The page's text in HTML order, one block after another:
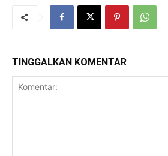
TINGGALKAN KOMENTAR